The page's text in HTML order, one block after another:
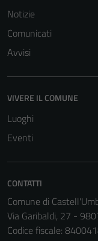
Notizie
Comunicati
Avvisi
VIVERE IL COMUNE
Luoghi
Eventi
CONTATTI
Comune di
Via Garibaldi, 27 -
Codice fiscale: